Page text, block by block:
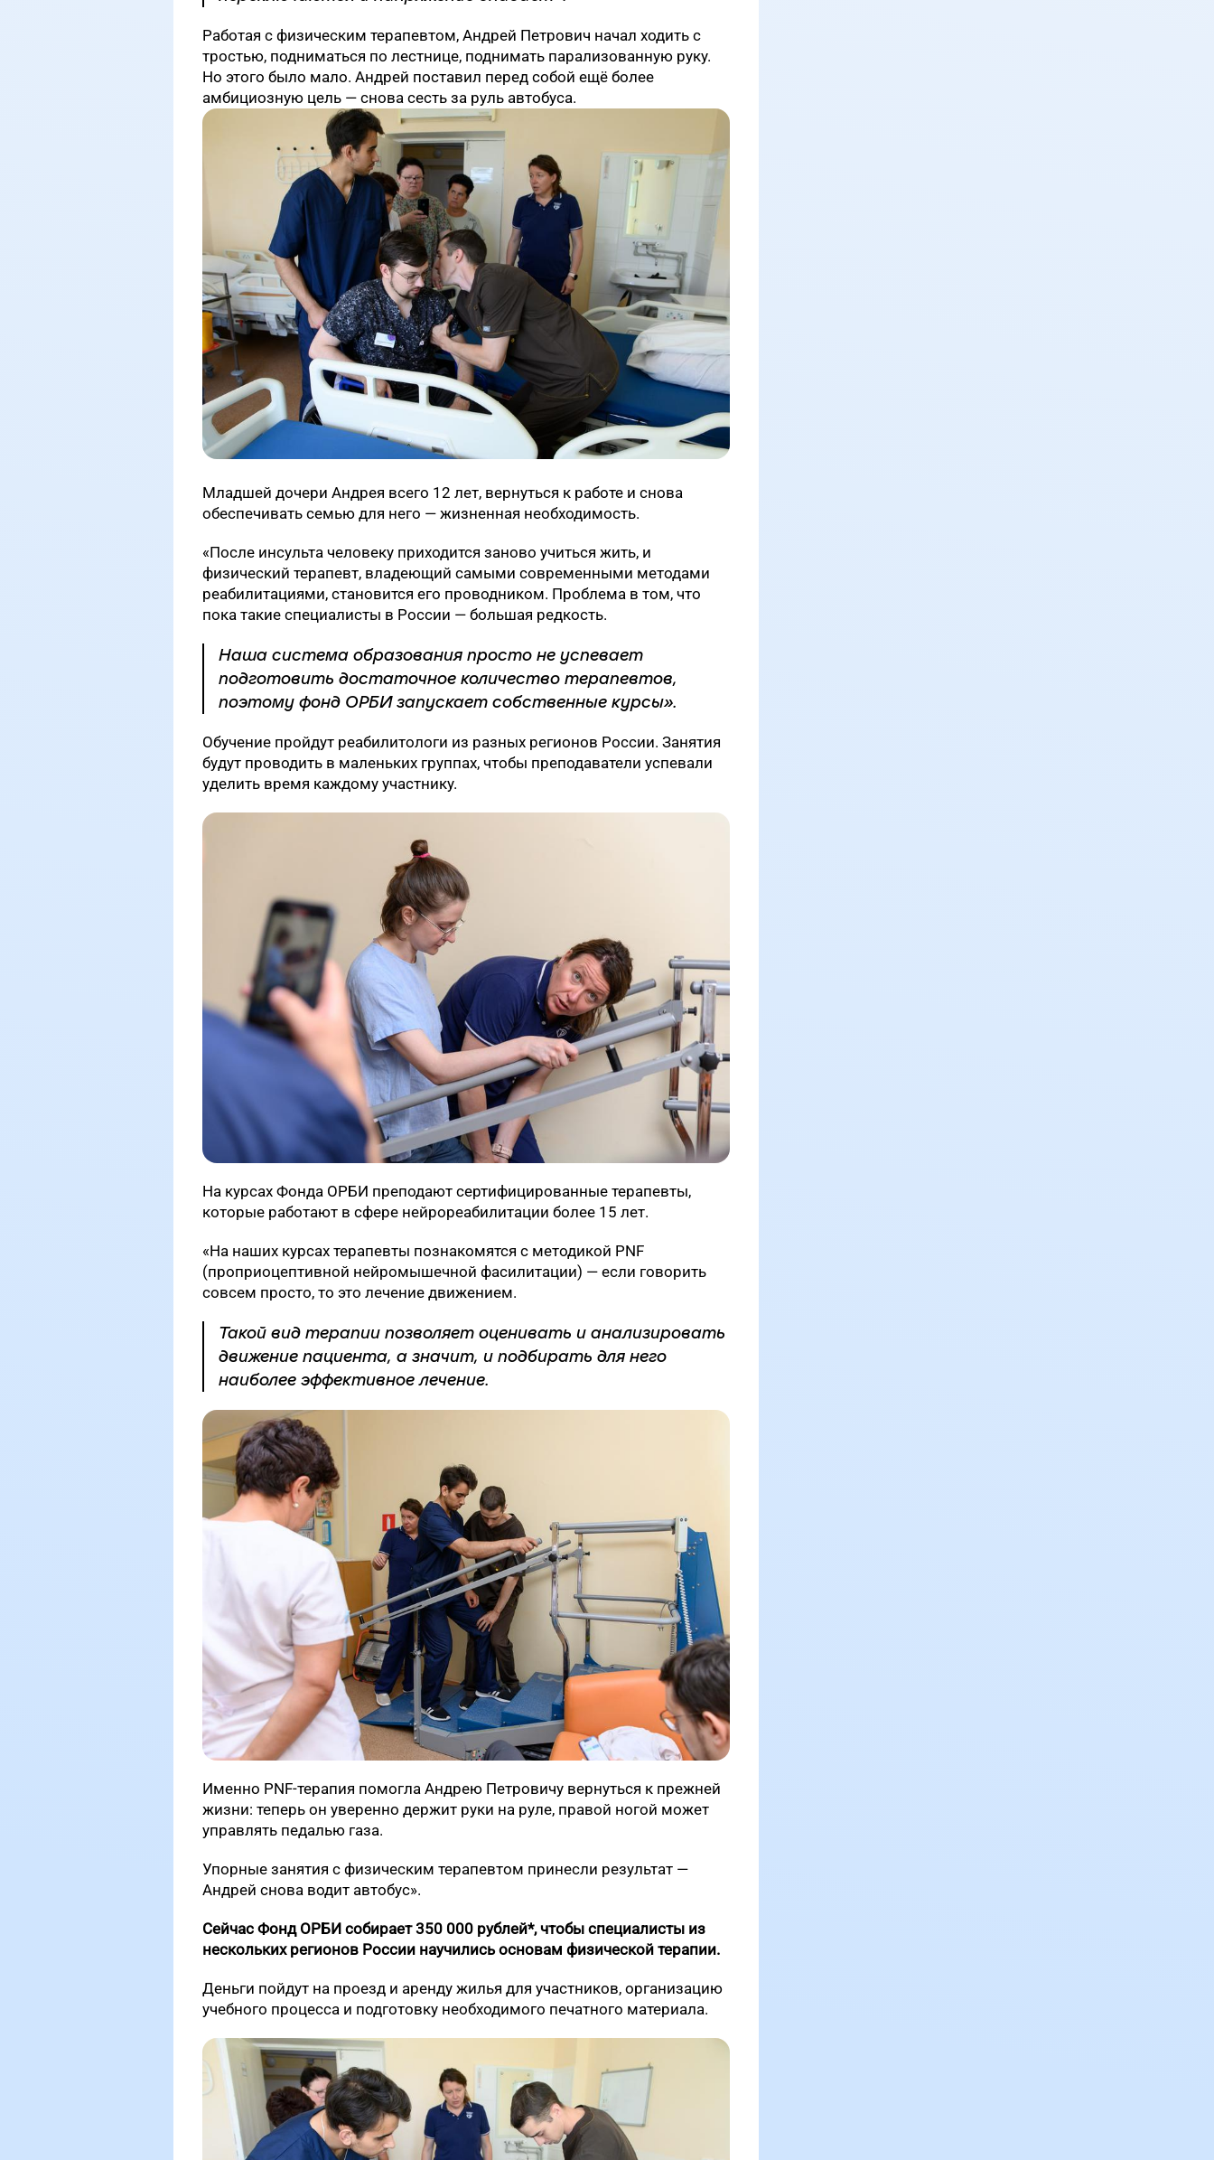
Работая с физическим терапевтом, Андрей Петрович начал ходить с
тростью, подниматься по лестнице, поднимать парализованную руку.
Но этого было мало. Андрей поставил перед собой ещё более
амбициозную цель — снова сесть за руль автобуса.
Младшей дочери Андрея всего 12 лет, вернуться к работе и снова
обеспечивать семью для него — жизненная необходимость.
«После инсульта человеку приходится заново учиться жить, и
физический терапевт, владеющий самыми современными методами
реабилитациями, становится его проводником. Проблема в том, что
пока такие специалисты в России — большая редкость.
Наша система образования просто не успевает
подготовить достаточное количество терапевтов,
поэтому фонд ОРБИ запускает собственные курсы».
Обучение пройдут реабилитологи из разных регионов России. Занятия
будут проводить в маленьких группах, чтобы преподаватели успевали
уделить время каждому участнику.
На курсах Фонда ОРБИ преподают сертифицированные терапевты,
которые работают в сфере нейрореабилитации более 15 лет.
«На наших курсах терапевты познакомятся с методикой PNF
(проприоцептивной нейромышечной фасилитации) — если говорить
совсем просто, то это лечение движением.
Такой вид терапии позволяет оценивать и анализировать
движение пациента, а значит, и подбирать для него
наиболее эффективное лечение.
Именно PNF-терапия помогла Андрею Петровичу вернуться к прежней
жизни: теперь он уверенно держит руки на руле, правой ногой может
управлять педалью газа.
Упорные занятия с физическим терапевтом принесли результат —
Андрей снова водит автобус».
Сейчас Фонд ОРБИ собирает 350 000 рублей*, чтобы специалисты из
нескольких регионов России научились основам физической терапии.
Деньги пойдут на проезд и аренду жилья для участников, организацию
учебного процесса и подготовку необходимого печатного материала.